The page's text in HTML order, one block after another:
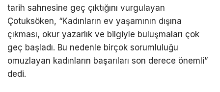
tarih sahnesine geç çıktığını vurgulayan
Çotuksöken, “Kadınların ev yaşamının dışına
çıkması, okur yazarlık ve bilgiyle buluşmaları çok
geç başladı. Bu nedenle birçok sorumluluğu
omuzlayan kadınların başarıları son derece önemli”
dedi.